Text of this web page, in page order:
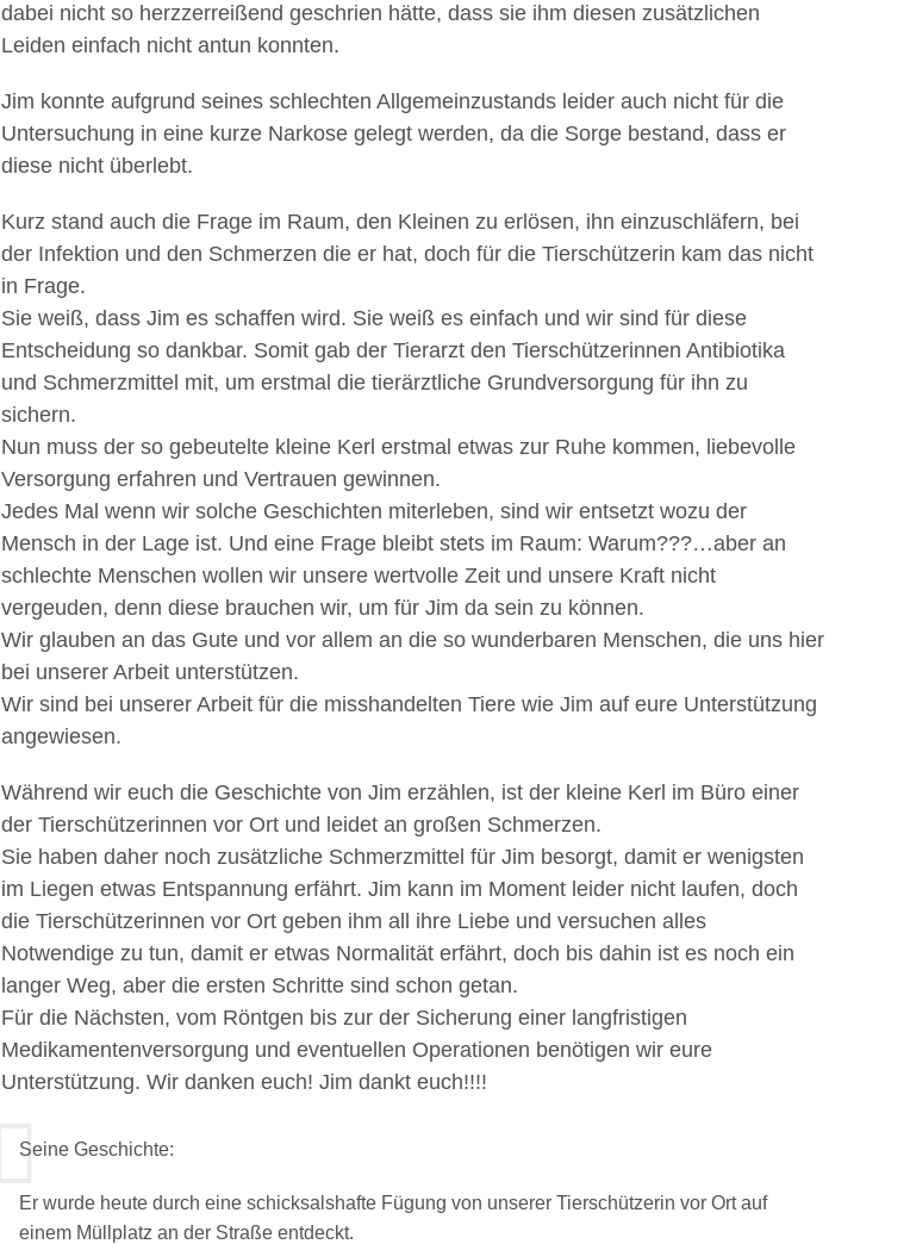
dabei nicht so herzzerreißend geschrien hätte, dass sie ihm diesen zusätzlichen
Leiden einfach nicht antun konnten.
Jim konnte aufgrund seines schlechten Allgemeinzustands leider auch nicht für die
Untersuchung in eine kurze Narkose gelegt werden, da die Sorge bestand, dass er
diese nicht überlebt.
Kurz stand auch die Frage im Raum, den Kleinen zu erlösen, ihn einzuschläfern, bei
der Infektion und den Schmerzen die er hat, doch für die Tierschützerin kam das nicht
in Frage.
Sie weiß, dass Jim es schaffen wird. Sie weiß es einfach und wir sind für diese
Entscheidung so dankbar. Somit gab der Tierarzt den Tierschützerinnen Antibiotika
und Schmerzmittel mit, um erstmal die tierärztliche Grundversorgung für ihn zu
sichern.
Nun muss der so gebeutelte kleine Kerl erstmal etwas zur Ruhe kommen, liebevolle
Versorgung erfahren und Vertrauen gewinnen.
Jedes Mal wenn wir solche Geschichten miterleben, sind wir entsetzt wozu der
Mensch in der Lage ist. Und eine Frage bleibt stets im Raum: Warum???…aber an
schlechte Menschen wollen wir unsere wertvolle Zeit und unsere Kraft nicht
vergeuden, denn diese brauchen wir, um für Jim da sein zu können.
Wir glauben an das Gute und vor allem an die so wunderbaren Menschen, die uns hier
bei unserer Arbeit unterstützen.
Wir sind bei unserer Arbeit für die misshandelten Tiere wie Jim auf eure Unterstützung
angewiesen.
Während wir euch die Geschichte von Jim erzählen, ist der kleine Kerl im Büro einer
der Tierschützerinnen vor Ort und leidet an großen Schmerzen.
Sie haben daher noch zusätzliche Schmerzmittel für Jim besorgt, damit er wenigsten
im Liegen etwas Entspannung erfährt. Jim kann im Moment leider nicht laufen, doch
die Tierschützerinnen vor Ort geben ihm all ihre Liebe und versuchen alles
Notwendige zu tun, damit er etwas Normalität erfährt, doch bis dahin ist es noch ein
langer Weg, aber die ersten Schritte sind schon getan.
Für die Nächsten, vom Röntgen bis zur der Sicherung einer langfristigen
Medikamentenversorgung und eventuellen Operationen benötigen wir eure
Unterstützung. Wir danken euch! Jim dankt euch!!!!
Seine Geschichte:
Er wurde heute durch eine schicksalshafte Fügung von unserer Tierschützerin vor Ort auf
einem Müllplatz an der Straße entdeckt.